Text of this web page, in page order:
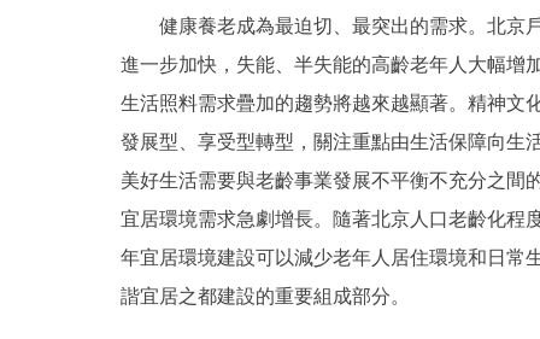
健康養老成為最迫切、最突出的需求。北京戶
進一步加快，失能、半失能的高齡老年人大幅增
生活照料需求疊加的趨勢將越來越顯著。精神文
發展型、享受型轉型，關注重點由生活保障向生
美好生活需要與老齡事業發展不平衡不充分之間
宜居環境需求急劇增長。隨著北京人口老齡化程
年宜居環境建設可以減少老年人居住環境和日常
諧宜居之都建設的重要組成部分。